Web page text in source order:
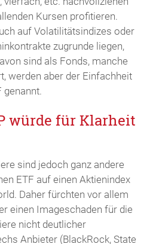
Kursen profitieren.
auf Volatilitätsindizes oder
zugrunde liegen,
sind als Fonds, manche
werden aber der Einfachheit
genannt.
würde für Klarheit
sind jedoch ganz andere
ETF auf einen Aktienindex
Daher fürchten vor allem
einen Imageschaden für die
nicht deutlicher
Anbieter (BlackRock, State